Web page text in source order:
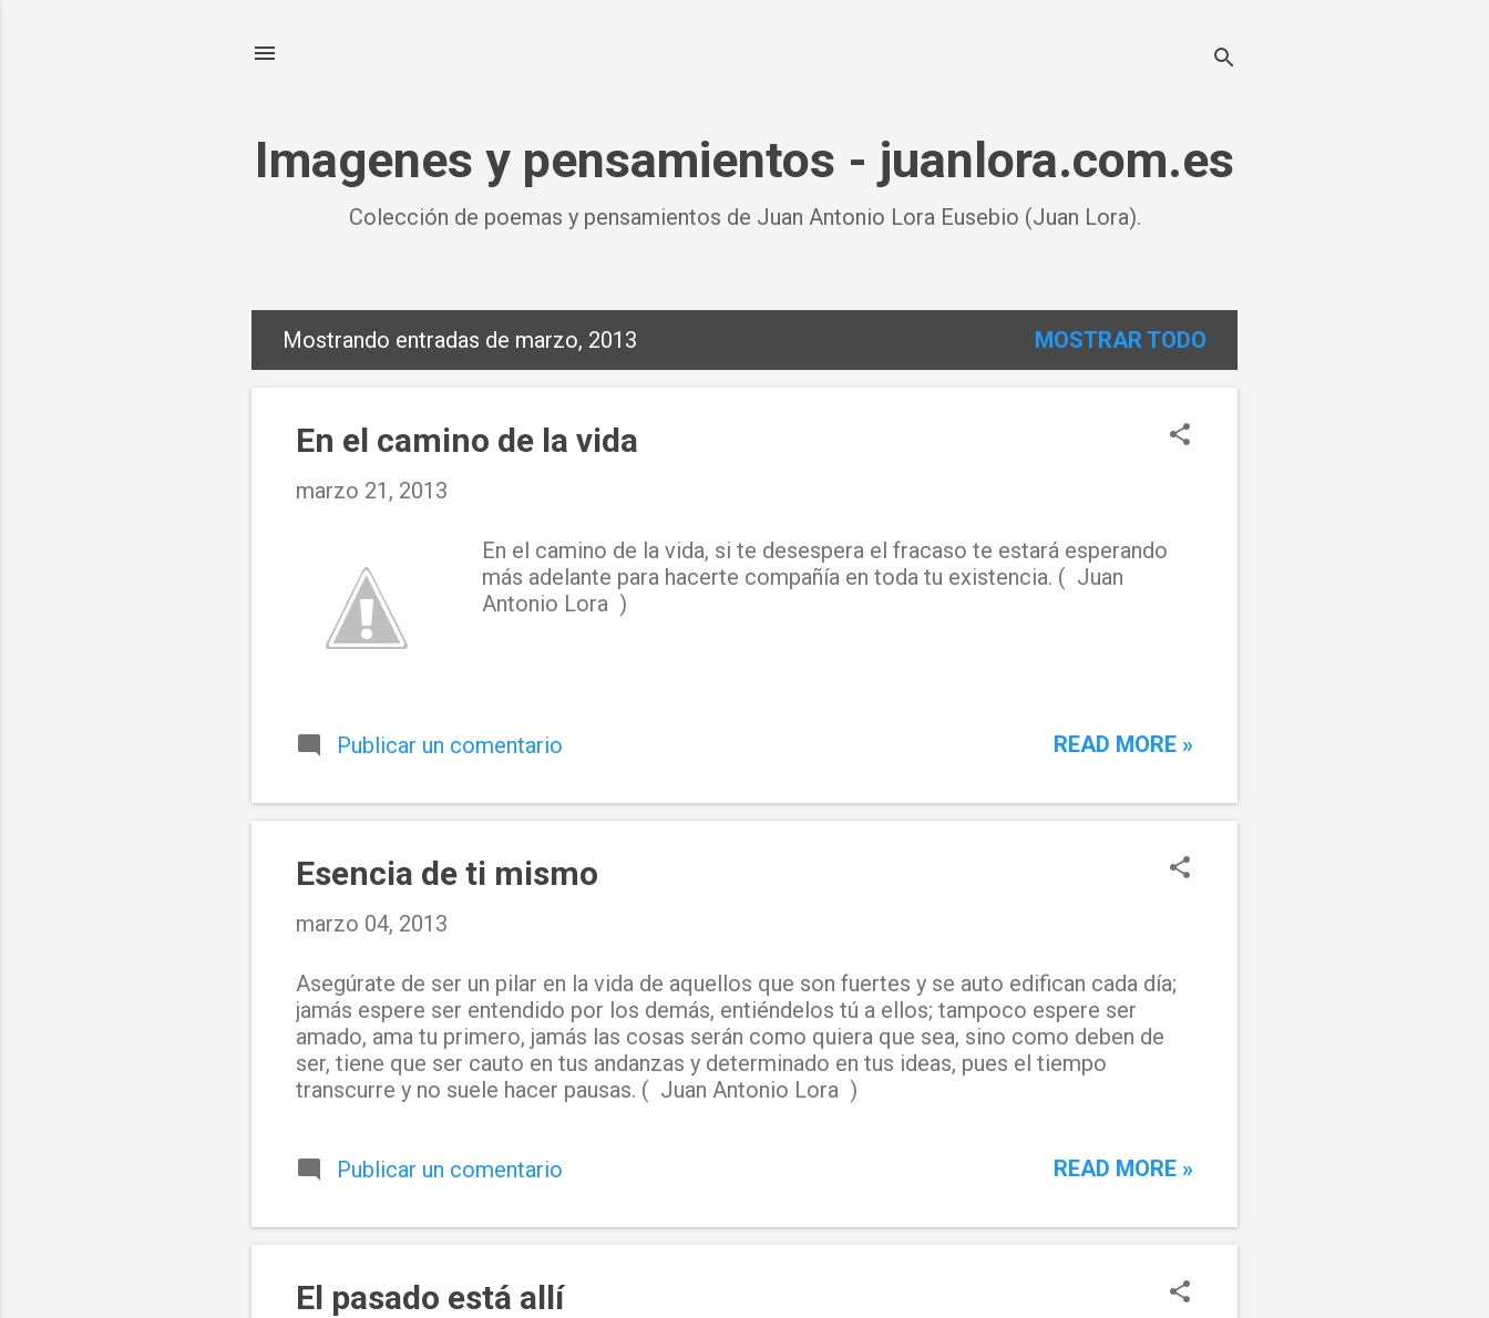
Imagenes y pensamientos - juanlora.com.es
Colección de poemas y pensamientos de Juan Antonio Lora Eusebio (Juan Lora).
n
Mostrando entradas de marzo, 2013 MOSTRAR TODO
En el camino de la vida
marzo 21, 2013
En el camino de la vida, si te desespera el fracaso te estará esperando
más adelante para hacerte compañía en toda tu existencia. ( Juan
Antonio Lora )
Publicar un comentario READ MORE »
Esencia de ti mismo
marzo 04, 2013
Asegúrate de ser un pilar en la vida de aquellos que son fuertes y se auto edifican cada día;
jamás espere ser entendido por los demás, entiéndelos tú a ellos; tampoco espere ser
amado, ama tu primero, jamás las cosas serán como quiera que sea, sino como deben de
ser, tiene que ser cauto en tus andanzas y determinado en tus ideas, pues el tiempo
transcurre y no suele hacer pausas. ( Juan Antonio Lora )
Publicar un comentario READ MORE »
El pasado está allí